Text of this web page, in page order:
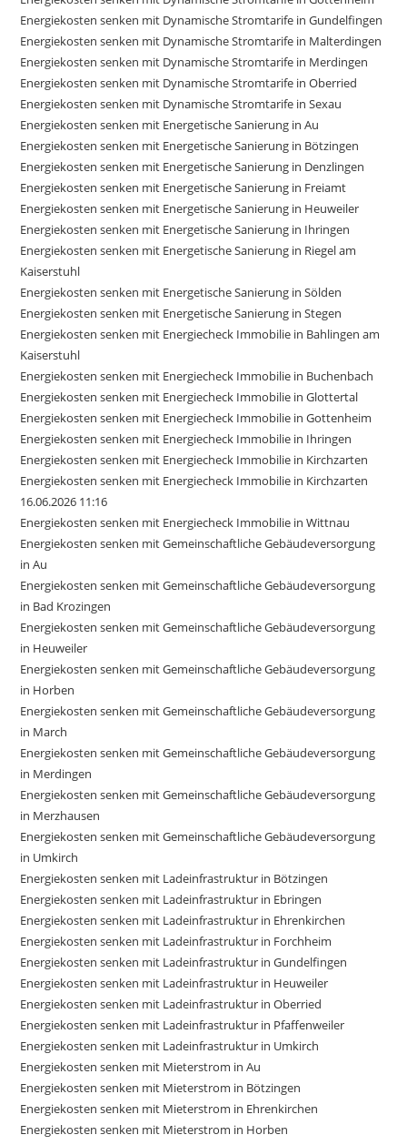
Energiekosten senken mit Dynamische Stromtarife in Gundelfingen
Energiekosten senken mit Dynamische Stromtarife in Malterdingen
Energiekosten senken mit Dynamische Stromtarife in Merdingen
Energiekosten senken mit Dynamische Stromtarife in Oberried
Energiekosten senken mit Dynamische Stromtarife in Sexau
Energiekosten senken mit Energetische Sanierung in Au
Energiekosten senken mit Energetische Sanierung in Bötzingen
Energiekosten senken mit Energetische Sanierung in Denzlingen
Energiekosten senken mit Energetische Sanierung in Freiamt
Energiekosten senken mit Energetische Sanierung in Heuweiler
Energiekosten senken mit Energetische Sanierung in Ihringen
Energiekosten senken mit Energetische Sanierung in Riegel am
Kaiserstuhl
Energiekosten senken mit Energetische Sanierung in Sölden
Energiekosten senken mit Energetische Sanierung in Stegen
Energiekosten senken mit Energiecheck Immobilie in Bahlingen am
Kaiserstuhl
Energiekosten senken mit Energiecheck Immobilie in Buchenbach
Energiekosten senken mit Energiecheck Immobilie in Glottertal
Energiekosten senken mit Energiecheck Immobilie in Gottenheim
Energiekosten senken mit Energiecheck Immobilie in Ihringen
Energiekosten senken mit Energiecheck Immobilie in Kirchzarten
Energiekosten senken mit Energiecheck Immobilie in Kirchzarten
16.06.2026 11:16
Energiekosten senken mit Energiecheck Immobilie in Wittnau
Energiekosten senken mit Gemeinschaftliche Gebäudeversorgung
in Au
Energiekosten senken mit Gemeinschaftliche Gebäudeversorgung
in Bad Krozingen
Energiekosten senken mit Gemeinschaftliche Gebäudeversorgung
in Heuweiler
Energiekosten senken mit Gemeinschaftliche Gebäudeversorgung
in Horben
Energiekosten senken mit Gemeinschaftliche Gebäudeversorgung
in March
Energiekosten senken mit Gemeinschaftliche Gebäudeversorgung
in Merdingen
Energiekosten senken mit Gemeinschaftliche Gebäudeversorgung
in Merzhausen
Energiekosten senken mit Gemeinschaftliche Gebäudeversorgung
in Umkirch
Energiekosten senken mit Ladeinfrastruktur in Bötzingen
Energiekosten senken mit Ladeinfrastruktur in Ebringen
Energiekosten senken mit Ladeinfrastruktur in Ehrenkirchen
Energiekosten senken mit Ladeinfrastruktur in Forchheim
Energiekosten senken mit Ladeinfrastruktur in Gundelfingen
Energiekosten senken mit Ladeinfrastruktur in Heuweiler
Energiekosten senken mit Ladeinfrastruktur in Oberried
Energiekosten senken mit Ladeinfrastruktur in Pfaffenweiler
Energiekosten senken mit Ladeinfrastruktur in Umkirch
Energiekosten senken mit Mieterstrom in Au
Energiekosten senken mit Mieterstrom in Bötzingen
Energiekosten senken mit Mieterstrom in Ehrenkirchen
Energiekosten senken mit Mieterstrom in Horben